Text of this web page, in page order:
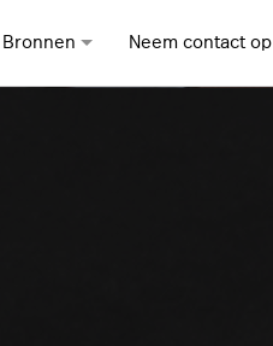
Bronnen Neem contact op